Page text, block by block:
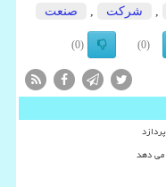
شركت صنعت
(0)
(0)
می دهد